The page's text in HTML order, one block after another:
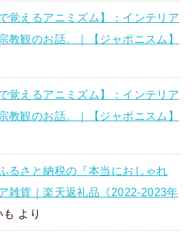
覚えるアニミズム】：インテリア
教観のお話。｜【ジャポニスム】
覚えるアニミズム】：インテリア
教観のお話。｜【ジャポニスム】
るさと納税の『本当におしゃれ
雑貨｜楽天返礼品《2022-2023年
も より